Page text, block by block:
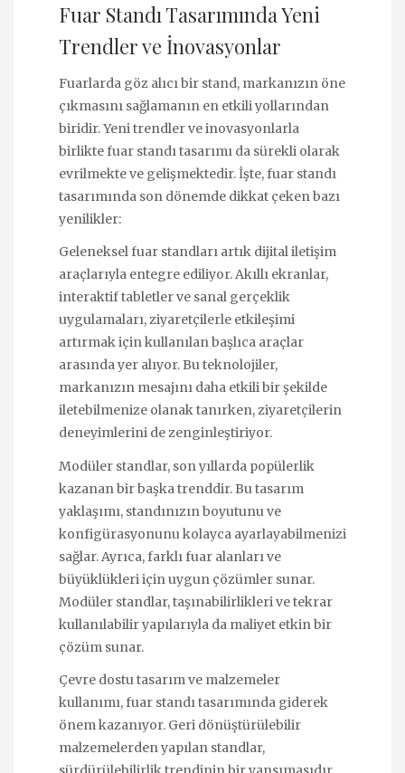
Fuar Standı Tasarımında Yeni
Trendler ve İnovasyonlar
Fuarlarda göz alıcı bir stand, markanızın öne
çıkmasını sağlamanın en etkili yollarından
biridir. Yeni trendler ve inovasyonlarla
birlikte fuar standı tasarımı da sürekli olarak
evrilmekte ve gelişmektedir. İşte, fuar standı
tasarımında son dönemde dikkat çeken bazı
yenilikler:
Geleneksel fuar standları artık dijital iletişim
araçlarıyla entegre ediliyor. Akıllı ekranlar,
interaktif tabletler ve sanal gerçeklik
uygulamaları, ziyaretçilerle etkileşimi
artırmak için kullanılan başlıca araçlar
arasında yer alıyor. Bu teknolojiler,
markanızın mesajını daha etkili bir şekilde
iletebilmenize olanak tanırken, ziyaretçilerin
deneyimlerini de zenginleştiriyor.
Modüler standlar, son yıllarda popülerlik
kazanan bir başka trenddir. Bu tasarım
yaklaşımı, standınızın boyutunu ve
konfigürasyonunu kolayca ayarlayabilmenizi
sağlar. Ayrıca, farklı fuar alanları ve
büyüklükleri için uygun çözümler sunar.
Modüler standlar, taşınabilirlikleri ve tekrar
kullanılabilir yapılarıyla da maliyet etkin bir
çözüm sunar.
Çevre dostu tasarım ve malzemeler
kullanımı, fuar standı tasarımında giderek
önem kazanıyor. Geri dönüştürülebilir
malzemelerden yapılan standlar,